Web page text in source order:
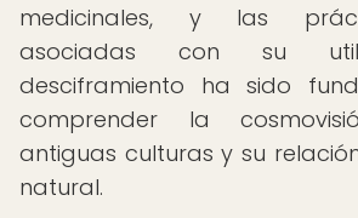
medicinales, y las
asociadas con su
desciframiento ha sido
comprender la
antiguas culturas y su
natural.